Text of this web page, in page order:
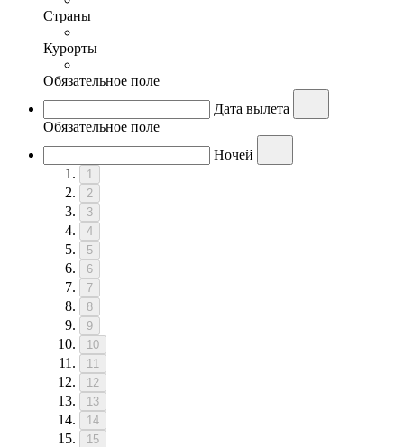
Страны
Курорты
Обязательное поле
Дата вылета
Обязательное поле
Ночей
1
2
3
4
5
6
7
8
9
10
11
12
13
14
15